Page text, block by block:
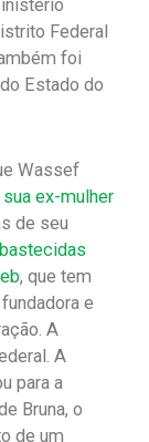
Federal
foi
Estado do
Wassef
ex-mulher
de seu
, que tem
e
A
A
para a
Bruna, o
de um